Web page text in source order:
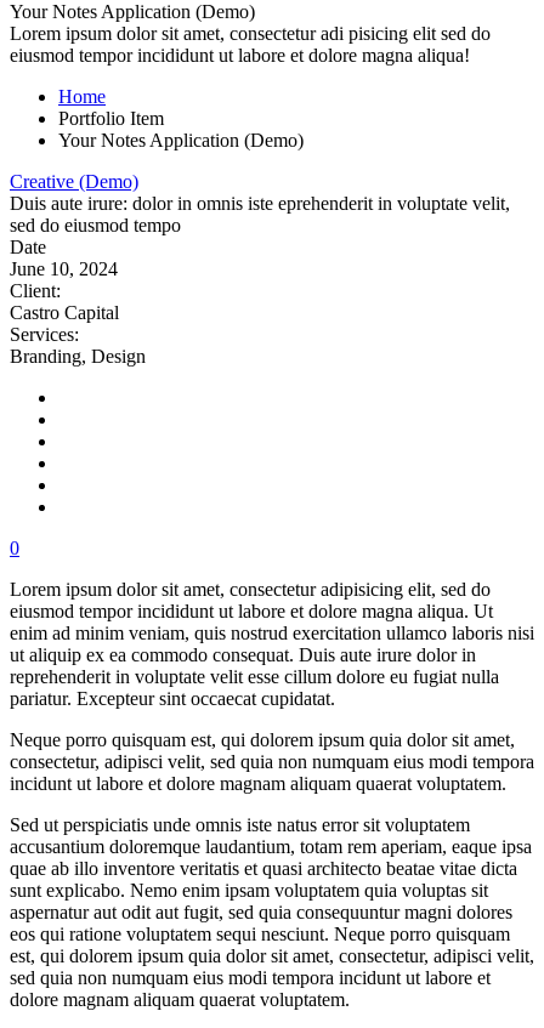
Your Notes Application (Demo)
Lorem ipsum dolor sit amet, consectetur adi pisicing elit sed do
eiusmod tempor incididunt ut labore et dolore magna aliqua!
Home
Portfolio Item
Your Notes Application (Demo)
Creative (Demo)
Duis aute irure: dolor in omnis iste eprehenderit in voluptate velit,
sed do eiusmod tempo
Date
June 10, 2024
Client:
Castro Capital
Services:
Branding, Design
0
Lorem ipsum dolor sit amet, consectetur adipisicing elit, sed do
eiusmod tempor incididunt ut labore et dolore magna aliqua. Ut
enim ad minim veniam, quis nostrud exercitation ullamco laboris nisi
ut aliquip ex ea commodo consequat. Duis aute irure dolor in
reprehenderit in voluptate velit esse cillum dolore eu fugiat nulla
pariatur. Excepteur sint occaecat cupidatat.
Neque porro quisquam est, qui dolorem ipsum quia dolor sit amet,
consectetur, adipisci velit, sed quia non numquam eius modi tempora
incidunt ut labore et dolore magnam aliquam quaerat voluptatem.
Sed ut perspiciatis unde omnis iste natus error sit voluptatem
accusantium doloremque laudantium, totam rem aperiam, eaque ipsa
quae ab illo inventore veritatis et quasi architecto beatae vitae dicta
sunt explicabo. Nemo enim ipsam voluptatem quia voluptas sit
aspernatur aut odit aut fugit, sed quia consequuntur magni dolores
eos qui ratione voluptatem sequi nesciunt. Neque porro quisquam
est, qui dolorem ipsum quia dolor sit amet, consectetur, adipisci velit,
sed quia non numquam eius modi tempora incidunt ut labore et
dolore magnam aliquam quaerat voluptatem.